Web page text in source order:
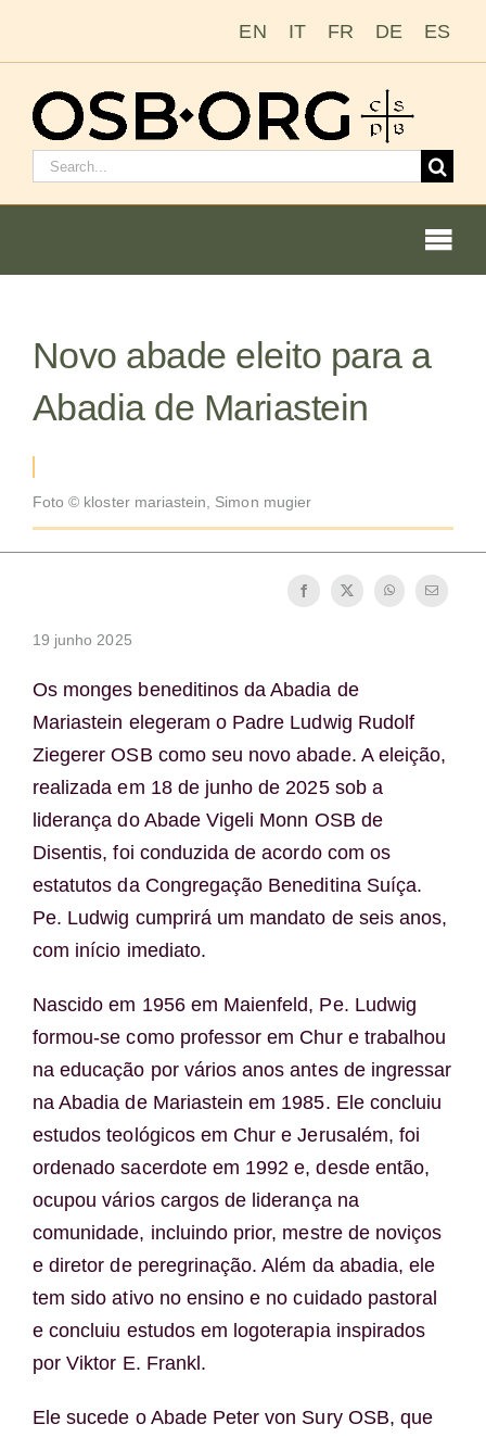
conteúdo
EN IT FR DE ES
Pesquisar
Nossas raízes
Tornar-se monge ou freira
NEXUS
Arquivo OSB.org
Novo abade eleito para a
Abadia de Mariastein
Foto © kloster mariastein, Simon mugier
19 junho 2025
Os monges beneditinos da Abadia de
Mariastein elegeram o Padre Ludwig Rudolf
Ziegerer OSB como seu novo abade. A eleição,
realizada em 18 de junho de 2025 sob a
liderança do Abade Vigeli Monn OSB de
Disentis, foi conduzida de acordo com os
estatutos da Congregação Beneditina Suíça.
Pe. Ludwig cumprirá um mandato de seis anos,
com início imediato.
Nascido em 1956 em Maienfeld, Pe. Ludwig
formou-se como professor em Chur e trabalhou
na educação por vários anos antes de ingressar
na Abadia de Mariastein em 1985. Ele concluiu
estudos teológicos em Chur e Jerusalém, foi
ordenado sacerdote em 1992 e, desde então,
ocupou vários cargos de liderança na
comunidade, incluindo prior, mestre de noviços
e diretor de peregrinação. Além da abadia, ele
tem sido ativo no ensino e no cuidado pastoral
e concluiu estudos em logoterapia inspirados
por Viktor E. Frankl.
Ele sucede o Abade Peter von Sury OSB, que